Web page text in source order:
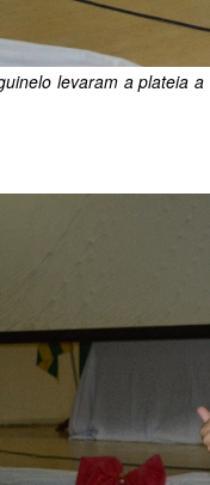
levaram a plateia